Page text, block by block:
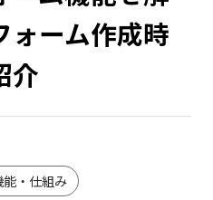
ォーム作成時
介
能・仕組み